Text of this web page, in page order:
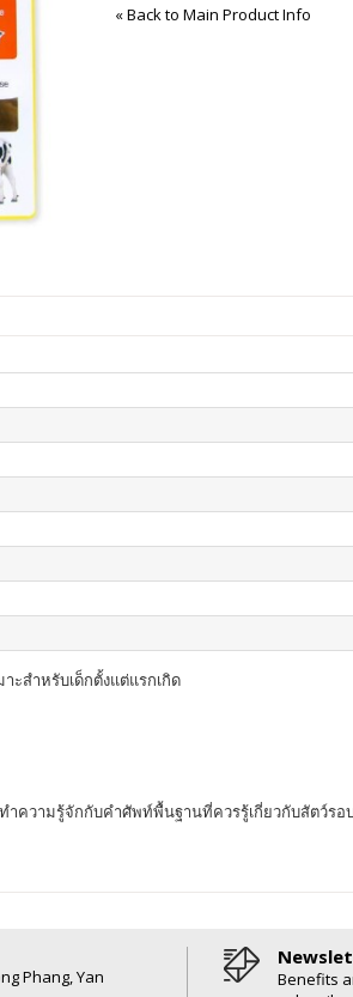
«Back to Main Product Info
ะสำหรับเด็กตั้งแต่แรกเกิด
ำความรู้จักกับคำศัพท์พื้นฐานที่ควรรู้เกี่ยวกับสัตว์
Phang, Yan
Benefits